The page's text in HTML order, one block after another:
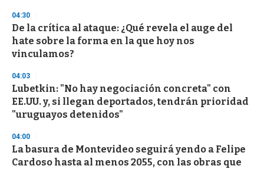
04:30
De la crítica al ataque: ¿Qué revela el auge del
hate sobre la forma en la que hoy nos
vinculamos?
04:03
Lubetkin: "No hay negociación concreta" con
EE.UU. y, si llegan deportados, tendrán prioridad
"uruguayos detenidos"
04:00
La basura de Montevideo seguirá yendo a Felipe
Cardoso hasta al menos 2055, con las obras que